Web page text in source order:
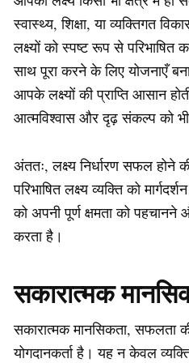
स्वास्थ्य, शिक्षा, या व्यक्तिगत
लक्ष्यों को स्पष्ट रूप से
साथ पूरा करने के लिए योजनाएँ
आपके लक्ष्यों की प्राप्ति आसान
आत्मविश्वास और दृढ़ संकल्प को
अंततः, लक्ष्य निर्धारण सफल
परिभाषित लक्ष्य व्यक्ति को
को अपनी पूर्ण क्षमता को
करता है।
सकारात्मक
सकारात्मक मानसिकता, सफलता
योगदानकर्ता है। यह न केवल